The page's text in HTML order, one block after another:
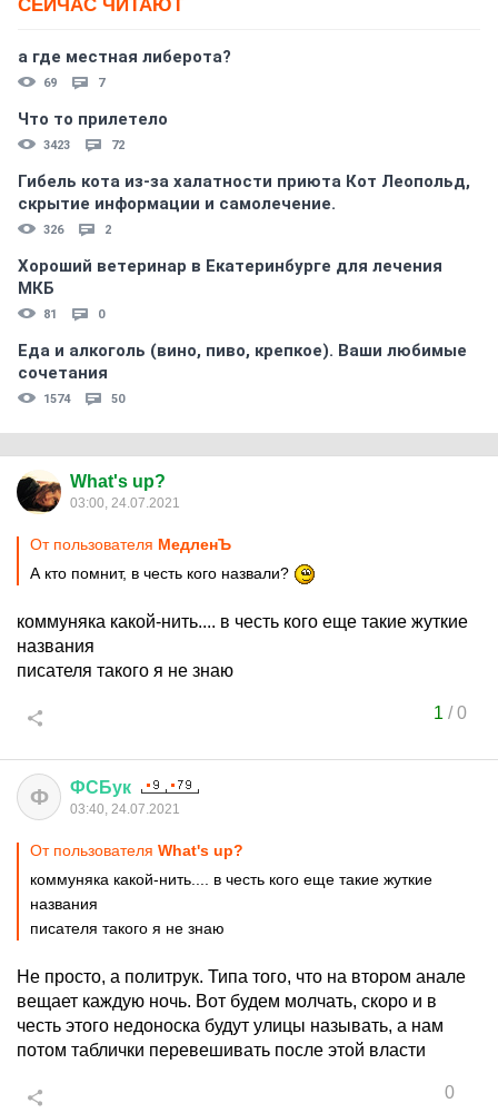
СЕЙЧАС ЧИТАЮТ
а где местная либерота?
69 7
Что то прилетело
3423 72
Гибель кота из-за халатности приюта Кот Леопольд,
скрытиe информации и самолечение.
326 2
Хороший ветеринар в Екатеринбурге для лечения
МКБ
81 0
Еда и алкоголь (вино, пиво, крепкое). Ваши любимые
сочетания
1574 50
What's up?
03:00, 24.07.2021
От пользователя МедленЪ
А кто помнит, в честь кого назвали?
коммуняка какой-нить.... в честь кого еще такие жуткие
названия
писателя такого я не знаю
1 /0
Ф ФСБук
03:40, 24.07.2021
От пользователя What's up?
коммуняка какой-нить.... в честь кого еще такие жуткие
названия
писателя такого я не знаю
Не просто, а политрук. Типа того, что на втором анале
вещает каждую ночь. Вот будем молчать, скоро и в
честь этого недоноска будут улицы называть, а нам
потом таблички перевешивать после этой власти
0